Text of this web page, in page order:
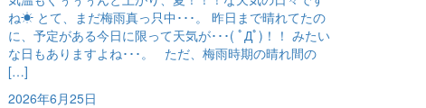
ね☀ とて、まだ梅雨真っ只中･･･。 昨日まで晴れてたの
に、予定がある今日に限って天気が･･･( ﾟДﾟ)！！ みたい
な日もありますよね･･･。 ただ、梅雨時期の晴れ間の
[…]
2026年6月25日